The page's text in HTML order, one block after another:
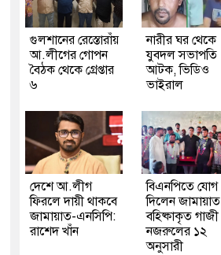
গুলশানের রেস্তোরাঁয়
আ.লীগের গোপন
বৈঠক থেকে গ্রেপ্তার
৬
নারীর ঘর থেকে
যুবদল সভাপতি
আটক, ভিডিও
ভাইরাল
দেশে আ.লীগ
ফিরলে দায়ী থাকবে
জামায়াত-এনসিপি:
রাশেদ খাঁন
বিএনপিতে যোগ
দিলেন জামায়াত
বহিষ্কাকৃত গাজী
নজরুলের ১২
অনুসারী